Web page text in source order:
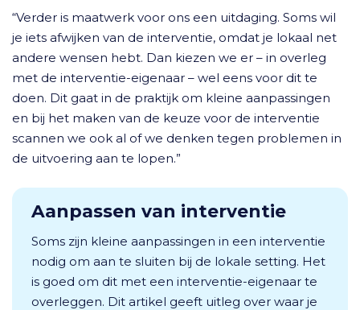
“Verder is maatwerk voor ons een uitdaging. Soms wil
je iets afwijken van de interventie, omdat je lokaal net
andere wensen hebt. Dan kiezen we er – in overleg
met de interventie-eigenaar – wel eens voor dit te
doen. Dit gaat in de praktijk om kleine aanpassingen
en bij het maken van de keuze voor de interventie
scannen we ook al of we denken tegen problemen in
de uitvoering aan te lopen.”
Aanpassen van interventie
Soms zijn kleine aanpassingen in een interventie
nodig om aan te sluiten bij de lokale setting. Het
is goed om dit met een interventie-eigenaar te
overleggen. Dit artikel geeft uitleg over waar je